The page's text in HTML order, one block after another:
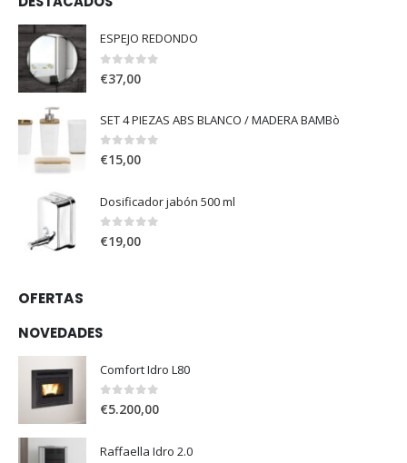
ESPEJO REDONDO
0out of 5
€37,00
SET 4 PIEZAS ABS BLANCO / MADERA BAMBò
0 out of 5
€15,00
Dosificador jabón 500 ml
0 out of 5
€19,00
OFERTAS
NOVEDADES
Comfort Idro L80
0out of 5
€5.200,00
Raffaella Idro 2.0